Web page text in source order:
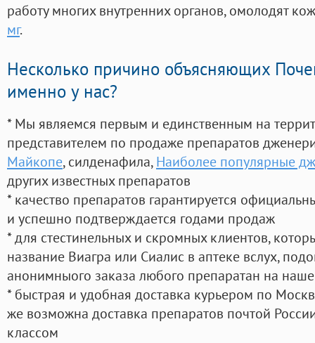
работу многих внутренних органов, омолодят
мг.
Несколько причино объясняющих
именно у нас?
* Мы являемся первым и единственным на
представителем по продаже препаратов
Майкопе, силденафила, Наиболее популярные
других известных препаратов
* качество препаратов гарантируется
и успешно подтверждается годами продаж
* для стестинельных и скромных клиентов,
название Виагра или Сиалис в аптеке вслух,
анонимныого заказа любого препаратан на
* быстрая и удобная доставка курьером по
же возможна доставка препаратов почтой
классом